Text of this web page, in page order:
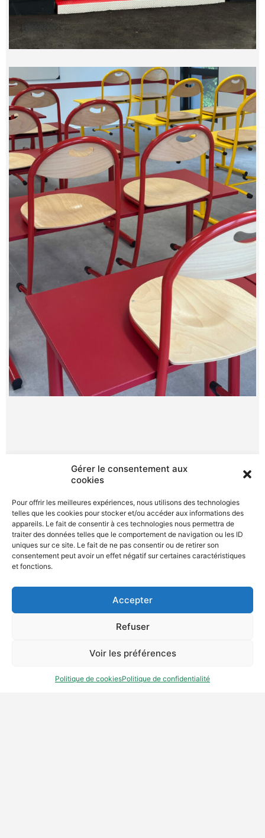
Gérer le consentement aux
cookies
Pour offrir les meilleures expériences, nous utilisons des technologies
telles que les cookies pour stocker et/ou accéder aux informations des
appareils. Le fait de consentir à ces technologies nous permettra de
traiter des données telles que le comportement de navigation ou les ID
uniques sur ce site. Le fait de ne pas consentir ou de retirer son
consentement peut avoir un effet négatif sur certaines caractéristiques
et fonctions.
Accepter
Refuser
Voir les préférences
Politique de cookiesPolitique de confidentialité
Politique de confidentialité
Politique de cookies
d’Aménagement - 1 bis, Villa Guizot, 75017 PARIS